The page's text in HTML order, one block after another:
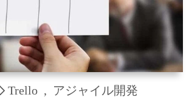
Trello アジャイル開発